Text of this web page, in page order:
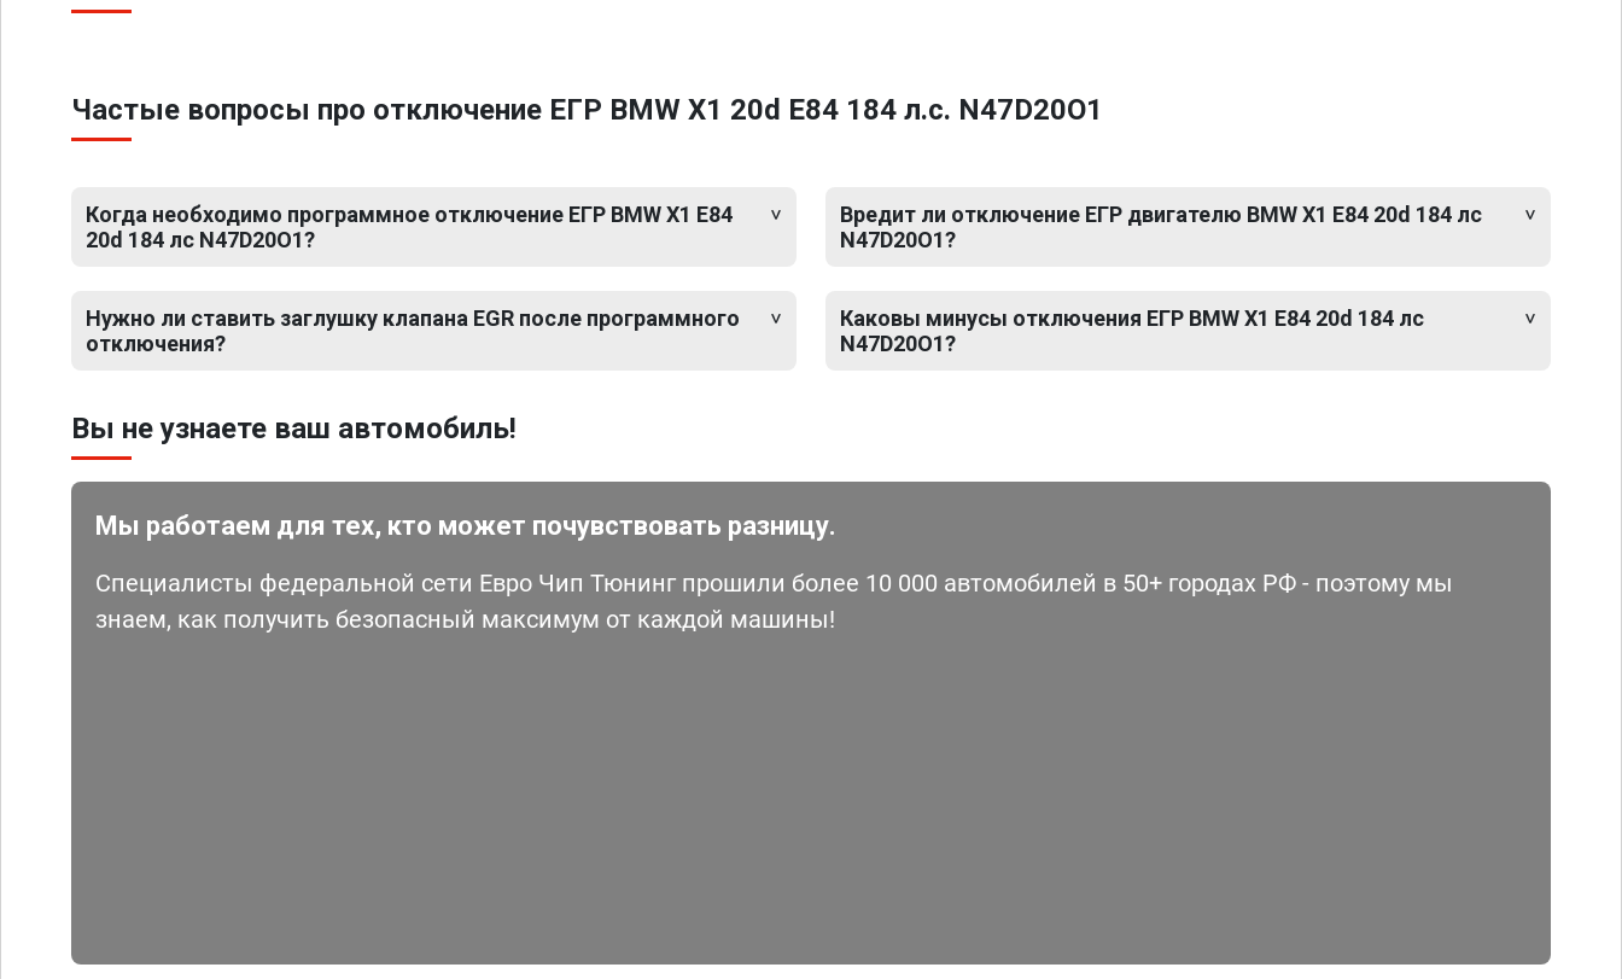
Частые вопросы про отключение ЕГР BMW X1 20d E84 184 л.с. N47D20O1
Когда необходимо программное отключение ЕГР BMW X1 E84
20d 184 лс N47D20O1?
Нужно ли ставить заглушку клапана EGR после программного
отключения?
Вредит ли отключение ЕГР двигателю BMW X1 E84 20d 184 лс
N47D20O1?
Каковы минусы отключения ЕГР BMW X1 E84 20d 184 лс
N47D20O1?
Вы не узнаете ваш автомобиль!
Мы работаем для тех, кто может почувствовать разницу.
Специалисты федеральной сети Евро Чип Тюнинг прошили более 10 000 автомобилей в 50+ городах РФ - поэтому мы
знаем, как получить безопасный максимум от каждой машины!